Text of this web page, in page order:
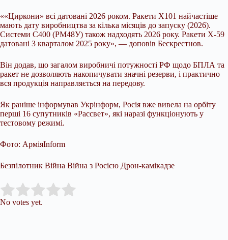
««Циркони» всі датовані 2026 роком. Ракети Х101 найчастіше
мають дату виробництва за кілька місяців до запуску (2026).
Системи С400 (РМ48У) також надходять 2026 року. Ракети Х-59
датовані 3 кварталом 2025 року», — доповів Бескрестнов.
Він додав, що загалом виробничі потужності РФ щодо БПЛА та
ракет не дозволяють накопичувати значні резерви, і практично
вся продукція направляється на передову.
Як раніше інформував Укрінформ, Росія вже вивела на орбіту
перші 16 супутників «Рассвет», які наразі функціонують у
тестовому режимі.
Фото: АрміяInform
Безпілотник Війна Війна з Росією Дрон-камікадзе
Rate this item:
No votes yet.